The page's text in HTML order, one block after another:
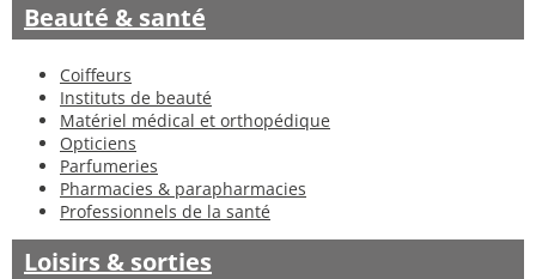
Beauté & santé
Coiffeurs
Instituts de beauté
Matériel médical et orthopédique
Opticiens
Parfumeries
Pharmacies & parapharmacies
Professionnels de la santé
Loisirs & sorties